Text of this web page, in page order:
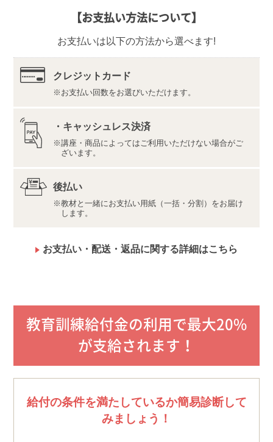
〒350-1111
株式会社ユーキャンロジ
最新の内容をこちらよりご確認ください。
推奨環境（https://www.u-can.jp/digitaltool）
推奨環境であっても、確実・完全な動作を保証するも
のではありません。
インターネット接続料金等はお客様のご負担となりま
す。通信量の上限のない、または上限に余裕のある回
【お支払い方法について】
お支払いは以下の方法から選べます!
クレジットカード
お支払い回数をお選びいただけます。
・キャッシュレス決済
講座・商品によってはご利用いただけない場合がご
ざいます。
後払い
教材と一緒にお支払い用紙（一括・分割）をお届け
します。
お支払い・配送・返品に関する詳細はこちら
教育訓練給付金の利用で最大20%
が支給されます！
給付の条件を満たしているか簡易診断して
みましょう！